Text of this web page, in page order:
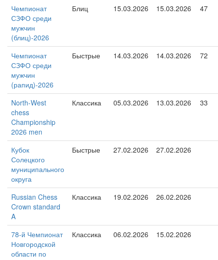
Чемпионат
СЗФО среди
мужчин
(блиц)-2026
Блиц 15.03.2026 15.03.2026 47
Чемпионат
СЗФО среди
мужчин
(рапид)-2026
Быстрые 14.03.2026 14.03.2026 72
North-West
chess
Championship
2026 men
Классика 05.03.2026 13.03.2026 33
Кубок
Солецкого
муниципального
округа
Быстрые 27.02.2026 27.02.2026
Russian Chess
Crown standard
A
Классика 19.02.2026 26.02.2026
78-й Чемпионат
Новгородской
области по
Классика 06.02.2026 15.02.2026